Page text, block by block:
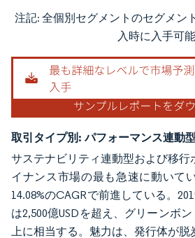
画像 © Mordor Intelligence。再利用にはCC BY
注記: 全個別セグメントのセグメン
入時に入手可能
取引タイプ別: パフォーマンス連動
サステナビリティ連動型および移行
イナンス市場の最も急速に動いて
14.08%のCAGRで前進している。
は2,500億USDを超え、グリーンボ
上に相当する。魅力は、発行体が脱